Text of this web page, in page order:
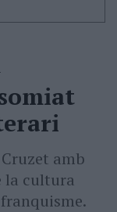
amb
la cultura